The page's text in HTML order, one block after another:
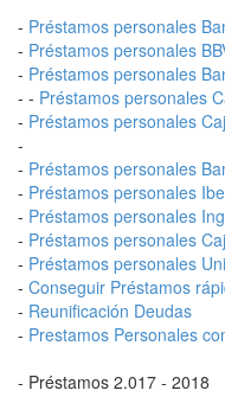
- Préstamos personales
- Préstamos personales
- Préstamos personales
- - Préstamos personales
- Préstamos personales
-
- Préstamos personales
- Préstamos personales
- Préstamos personales
- Préstamos personales
- Préstamos personales
- Conseguir Préstamos
- Reunificación Deudas
- Prestamos Personales
- Préstamos 2.017 - 2018